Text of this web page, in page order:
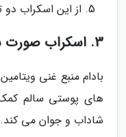
از این اسکراب دو
3. اسکراب صورت شکر و بادام
های پوستی سالم
شاداب و جوان می کند.